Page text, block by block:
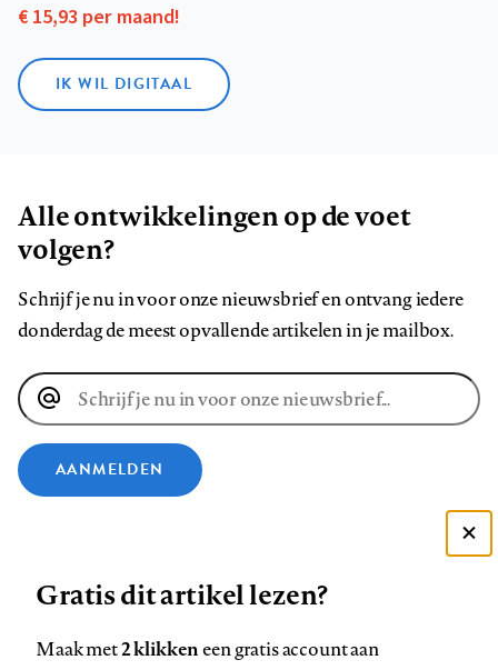
€ 15,93 per maand!
IK WIL DIGITAAL
Alle ontwikkelingen op de voet
volgen?
Schrijf je nu in voor onze nieuwsbrief en ontvang iedere
donderdag de meest opvallende artikelen in je mailbox.
E-
mailadres
AANMELDEN
ons
ons
ons
ons
ons
ons
Zie onze cookie policy
Gratis dit artikel lezen?
Maak met2 klikkeneen gratis account aan